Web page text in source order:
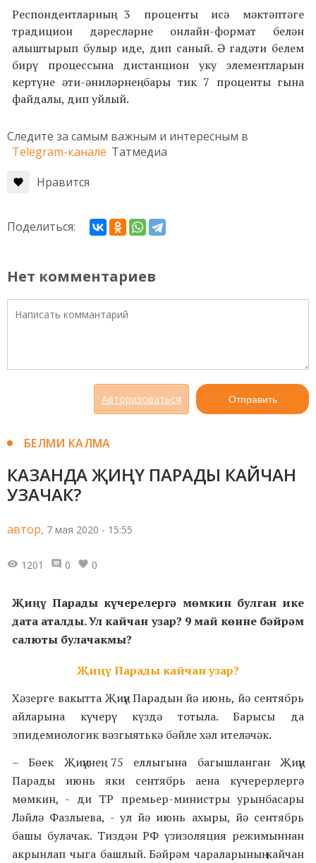
Респондентларның 3 проценты исә мәктәптәге
традицион дәресләрне онлайн-формат белән
алыштырып булыр иде, дип саный. Ә гадәти белем
бирү процессына дистанцион уку элементларын
кертүне әти-әниләрнең бары тик 7 проценты гына
файдалы, дип уйлый.
Следите за самым важным и интересным в
Telegram-канале Татмедиа
Нравится
Поделиться:
Нет комментариев
Авторизоваться Отправить
БЕЛМИ КАЛМА
КАЗАНДА ҖИҢҮ ПАРАДЫ КАЙЧАН
УЗАЧАК?
автор, 7 мая 2020 - 15:55
1201 0 0
Җиңү Парады күчерелергә мөмкин булган ике
дата аталды. Ул кайчан узар? 9 май көнне бәйрәм
салюты булачакмы?
Җиңү Парады кайчан узар?
Хәзерге вакытта Җиңү Парадын йә июнь, йә сентябрь
айларына күчерү күздә тотыла. Барысы да
эпидемиологик вәзгыятькә бәйле хәл ителәчәк.
– Бөек Җиңүнең 75 еллыгына багышланган Җиңү
Парады июнь яки сентябрь аена күчерерлергә
мөмкин, - ди ТР премьер-министры урынбасары
Ләйлә Фазлыева, - ул йә июнь ахыры, йә сентябрь
башы булачак. Тиздән РФ үзизоляция режимыннан
акрынлап чыга башлый. Бәйрәм чараларының кайчан